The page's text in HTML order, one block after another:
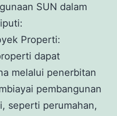
SUN dalam
Properti:
dapat
melalui penerbitan
pembangunan
seperti perumahan,